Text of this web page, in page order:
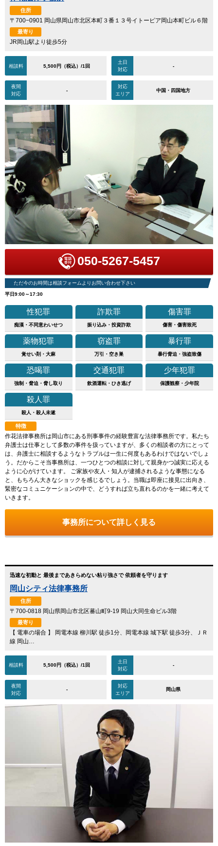
住所
〒700−0901 岡山県岡山市北区本町３番１３号イトーピア岡山本町ビル６階
最寄り
JR岡山駅より徒歩5分
相談料 5,500円（税込）/1回
土日
対応
-
夜間
対応
-
対応
エリア
中国・四国地方
050-5267-5457
ただ今のお時間は相談フォームよりお問い合わせ下さい
平日9:00～17:30
性犯罪
痴漢・不同意わいせつ
詐欺罪
振り込み・投資詐欺
傷害罪
傷害・傷害致死
薬物犯罪
覚せい剤・大麻
窃盗罪
万引・空き巣
暴行罪
暴行脅迫・強盗致傷
恐喝罪
強制・脅迫・脅し取り
交通犯罪
飲酒運転・ひき逃げ
少年犯罪
保護観察・少年院
殺人罪
殺人・殺人未遂
特徴
作花法律事務所は岡山市にある刑事事件の経験豊富な法律事務所です。私たち
弁護士は仕事として多数の事件を扱っていますが、多くの相談者の方にとって
は、弁護士に相談するようなトラブルは一生に何度もあるわけではないでしょ
う。だからこそ当事務所は、一つひとつの相談に対して親身かつ誠実に応える
ように心がけています。 ご家族や友人・知人が逮捕されるような事態になる
と、もちろん大きなショックを感じるでしょう。当職は即座に接見に出向き、
緊密なコミュニケーションの中で、どうすれば立ち直れるのかを一緒に考えて
いきます。
事務所について詳しく見る
迅速な初動と 最後まであきらめない粘り強さで 依頼者を守ります
岡山シティ法律事務所
住所
〒700-0818 岡山県岡山市北区蕃山町9-19 岡山大同生命ビル3階
最寄り
【 電車の場合 】 岡電本線 柳川駅 徒歩1分、岡電本線 城下駅 徒歩3分、ＪＲ
線 岡山…
相談料 5,500円（税込）/1回
土日
対応
-
夜間
対応
-
対応
エリア
岡山県